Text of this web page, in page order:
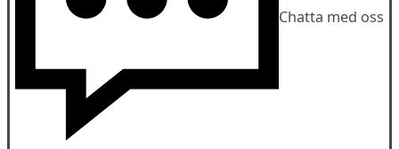
Chatta med oss